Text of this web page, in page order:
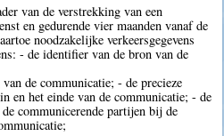
van de verstrekking van een
en gedurende vier maanden vanaf de
noodzakelijke verkeersgegevens
- de identifier van de bron van de
de communicatie; - de precieze
en het einde van de communicatie; - de
communicerende partijen bij de